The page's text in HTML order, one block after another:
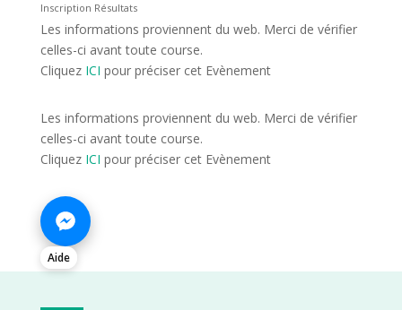
Inscription Résultats
Les informations proviennent du web. Merci de vérifier
celles-ci avant toute course.
Cliquez ICI pour préciser cet Evènement
Les informations proviennent du web. Merci de vérifier
celles-ci avant toute course.
Cliquez ICI pour préciser cet Evènement
Aide